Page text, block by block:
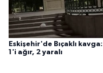
Eskişehir'de Bıçaklı kavga:
1'i ağır, 2 yaralı